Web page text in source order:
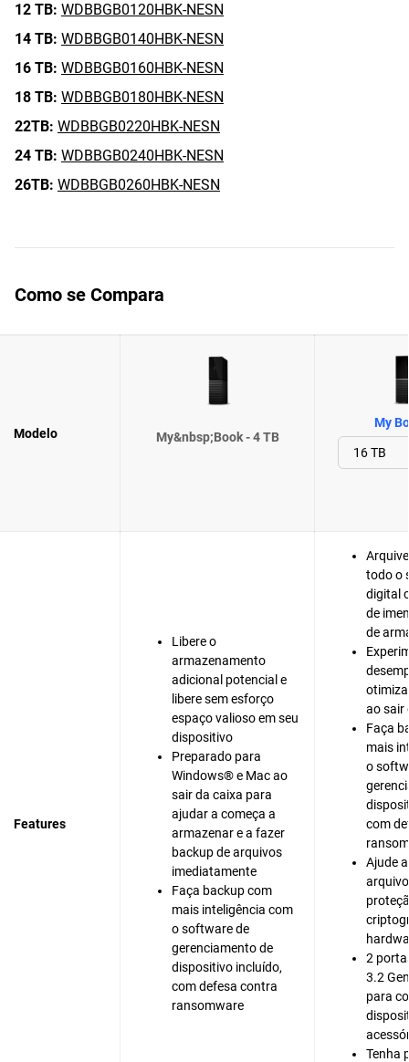
12 TB: WDBBGB0120HBK-NESN
14 TB: WDBBGB0140HBK-NESN
16 TB: WDBBGB0160HBK-NESN
18 TB: WDBBGB0180HBK-NESN
22TB: WDBBGB0220HBK-NESN
24 TB: WDBBGB0240HBK-NESN
26TB: WDBBGB0260HBK-NESN
Como se Compara
Modelo My&nbsp;Book - 4 TB
My
Features
Libere o
armazenamento
adicional potencial e
libere sem esforço
espaço valioso em seu
dispositivo
Preparado para
Windows® e Mac ao
sair da caixa para
ajudar a começa a
armazenar e a fazer
backup de arquivos
imediatamente
Faça backup com
mais inteligência com
o software de
gerenciamento de
dispositivo incluído,
com defesa contra
ransomware
todo o
digital
de
de
ao sair
Faça
mais
o
com
Ajude
2
3.2
para
Tenha